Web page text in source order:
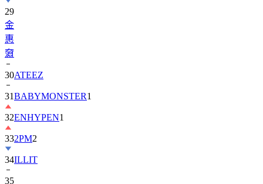
29
金
惠
奫
30ATEEZ
31BABYMONSTER1
32ENHYPEN1
332PM2
34ILLIT
35